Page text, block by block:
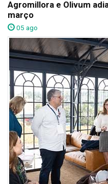
Agromillora e Olivum
março
05 ago